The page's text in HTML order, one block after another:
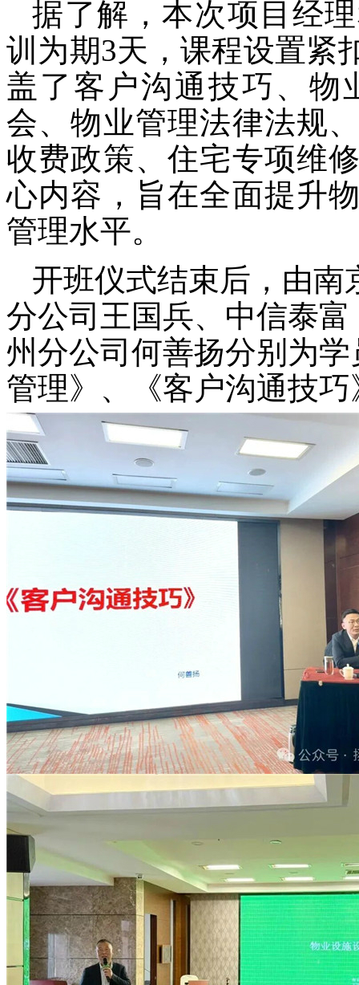
据了解，本次项目经
训为期3天 ，课程设置紧
盖 了 客户沟通技巧 、物
会、物业管理法律法规
收费政策、住宅专项维
心内容，旨在全面提升
管理水平。
开班仪式结束后，由南
分公司王国兵、中信泰
州分公司何善扬分别为
管理》、《客户沟通技巧